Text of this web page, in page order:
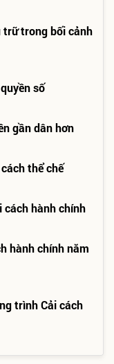
trữ trong bối cảnh
số
gần dân hơn
thể chế
cách hành chính
hành chính năm
trình Cải cách